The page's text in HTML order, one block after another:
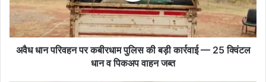
की
बड़ी
कार्रवाई
—अवैध धान परिवहन पर कबीरधाम पुलिस की बड़ी कार्रवाई — 25 क्विंटल
धान व पिकअप वाहन जब्त